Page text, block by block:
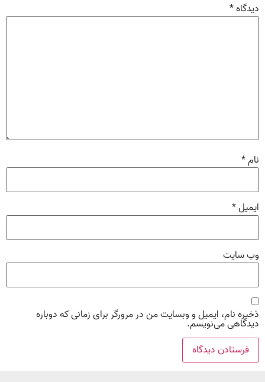
دیدگاه*
نام*
ایمیل*
وب‌ سایت
ذخیره نام، ایمیل و وبسایت من در مرورگر برای زمانی که دوباره
دیدگاهی می‌نویسم.